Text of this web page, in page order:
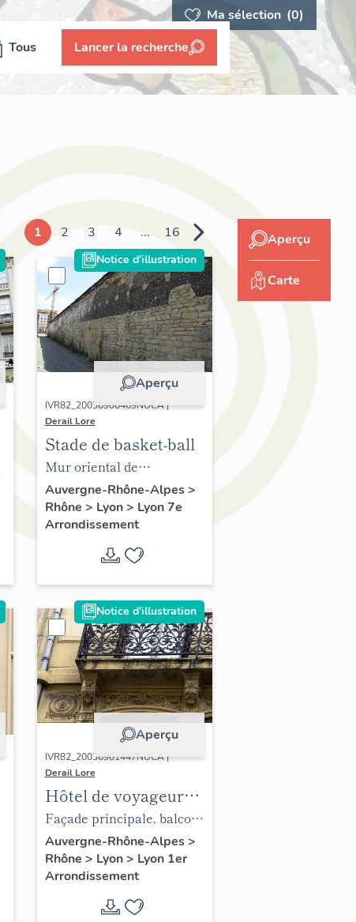
Ma sélection (0)
Tous Lancer la recherche
1 2 3 4 ... 16
Notice d'illustration
Aperçu
IVR82_20036900469NUCA |
Derail Lore
Stade de basket-ball
Mur oriental de
séparation avec les
parcelles voisines
Auvergne-Rhône-Alpes>
Rhône > Lyon> Lyon 7e
Arrondissement
Notice d'illustration
Aperçu
IVR82_20036901447NUCA |
Derail Lore
Hôtel de voyageurs
de Paris
Façade principale, balcon
du quatrième étage,
sculptures et ferronnerie
Auvergne-Rhône-Alpes>
Rhône > Lyon> Lyon 1er
Arrondissement
Aperçu
Carte